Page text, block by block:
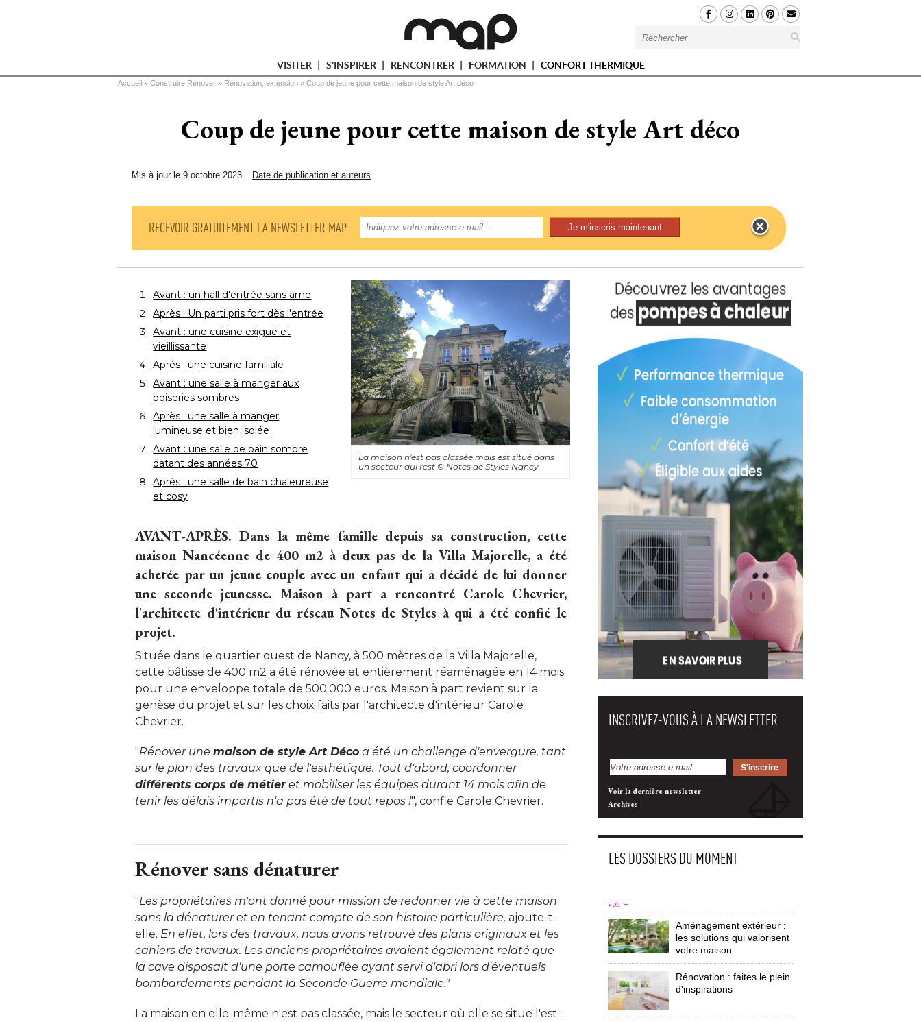
VISITER S'INSPIRER RENCONTRER FORMATION CONFORT THERMIQUE
Vous êtes ici
Accueil » Construire Rénover » Rénovation, extension » Coup de jeune pour cette maison de style Art déco
Coup de jeune pour cette maison de style Art déco
Mis à jour le 9 octobre 2023 Date de publication et auteurs
RECEVOIR GRATUITEMENT LA NEWSLETTER MAP
La maison n'est pas classée mais est situé dans
un secteur qui l'est © Notes de Styles Nancy
Avant : un hall d'entrée sans âme
Après : Un parti pris fort dès l'entrée
Avant : une cuisine exiguë et
vieillissante
Après : une cuisine familiale
Avant : une salle à manger aux
boiseries sombres
Après : une salle à manger
lumineuse et bien isolée
Avant : une salle de bain sombre
datant des années 70
Après : une salle de bain chaleureuse
et cosy
AVANT-APRÈS. Dans la même famille depuis sa construction, cette
maison Nancéenne de 400 m2 à deux pas de la Villa Majorelle, a été
achetée par un jeune couple avec un enfant qui a décidé de lui donner
une seconde jeunesse. Maison à part a rencontré Carole Chevrier,
l'architecte d'intérieur du réseau Notes de Styles à qui a été confié le
projet.
Située dans le quartier ouest de Nancy, à 500 mètres de la Villa Majorelle,
cette bâtisse de 400 m2 a été rénovée et entièrement réaménagée en 14 mois
pour une enveloppe totale de 500.000 euros. Maison à part revient sur la
genèse du projet et sur les choix faits par l'architecte d'intérieur Carole
Chevrier.
"Rénover une maison de style Art Déco a été un challenge d'envergure, tant
sur le plan des travaux que de l'esthétique. Tout d'abord, coordonner
différents corps de métieret mobiliser les équipes durant 14 mois afin de
tenir les délais impartis n'a pas été de tout repos !", confie Carole Chevrier.
Rénover sans dénaturer
"Les propriétaires m'ont donné pour mission de redonner vie à cette maison
sans la dénaturer et en tenant compte de son histoire particulière, ajoute-t-
elle. En effet, lors des travaux, nous avons retrouvé des plans originaux et les
cahiers de travaux. Les anciens propriétaires avaient également relaté que
la cave disposait d'une porte camouflée ayant servi d'abri lors d'éventuels
bombardements pendant la Seconde Guerre mondiale."
La maison en elle-même n'est pas classée, mais le secteur où elle se situe l'est :
INSCRIVEZ-VOUS À LA NEWSLETTER
Voir la dernière newsletter
Archives
LES DOSSIERS DU MOMENT
voir +
Aménagement extérieur :
les solutions qui valorisent
votre maison
Rénovation : faites le plein
d'inspirations